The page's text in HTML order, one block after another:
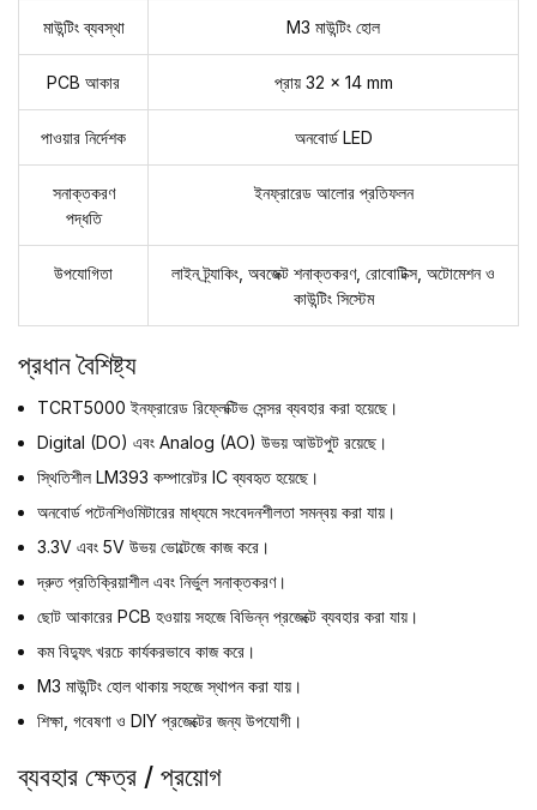
মাউন্টিং ব্যবস্থা M3 মাউন্টিং হোল
PCB আকার প্রায় 32 × 14 mm
পাওয়ার নির্দেশক অনবোর্ড LED
সনাক্তকরণ
পদ্ধতি
ইনফ্রারেড আলোর প্রতিফলন
উপযোগিতা
লাইন ট্র্যাকিং, অবজেক্ট শনাক্তকরণ, রোবোটিক্স, অটোমেশন ও
কাউন্টিং সিস্টেম
প্রধান বৈশিষ্ট্য
TCRT5000 ইনফ্রারেড রিফ্লেক্টিভ সেন্সর ব্যবহার করা হয়েছে।
Digital (DO) এবং Analog (AO) উভয় আউটপুট রয়েছে।
স্থিতিশীল LM393 কম্পারেটর IC ব্যবহৃত হয়েছে।
অনবোর্ড পটেনশিওমিটারের মাধ্যমে সংবেদনশীলতা সমন্বয় করা যায়।
3.3V এবং 5V উভয় ভোল্টেজে কাজ করে।
দ্রুত প্রতিক্রিয়াশীল এবং নির্ভুল সনাক্তকরণ।
ছোট আকারের PCB হওয়ায় সহজে বিভিন্ন প্রজেক্টে ব্যবহার করা যায়।
কম বিদ্যুৎ খরচে কার্যকরভাবে কাজ করে।
M3 মাউন্টিং হোল থাকায় সহজে স্থাপন করা যায়।
শিক্ষা, গবেষণা ও DIY প্রজেক্টের জন্য উপযোগী।
ব্যবহার ক্ষেত্র / প্রয়োগ